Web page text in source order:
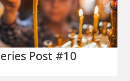
Post #10